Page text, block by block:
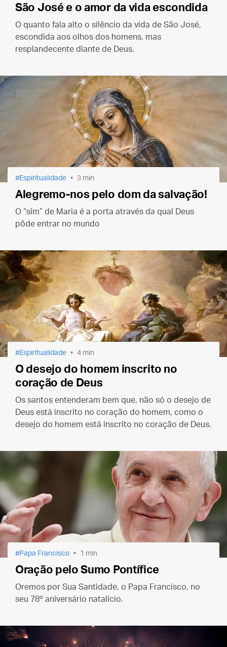
São José e o amor da vida escondida
O quanto fala alto o silêncio da vida de São José,
escondida aos olhos dos homens, mas
resplandecente diante de Deus.
Espiritualidade 3 min
Alegremo-nos pelo dom da salvação!
O “sim” de Maria é a porta através da qual Deus
pôde entrar no mundo
Espiritualidade 4 min
O desejo do homem inscrito no
coração de Deus
Os santos entenderam bem que, não só o desejo de
Deus está inscrito no coração do homem, como o
desejo do homem está inscrito no coração de Deus.
Papa Francisco 1 min
Oração pelo Sumo Pontífice
Oremos por Sua Santidade, o Papa Francisco, no
seu 78º aniversário natalício.